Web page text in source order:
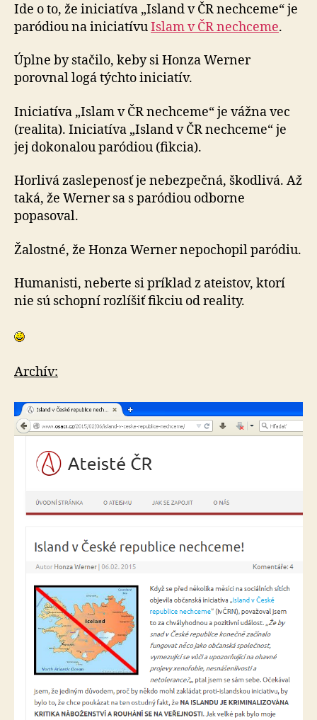
Ide o to, že iniciatíva „Island v ČR nechceme“ je
paródiou na iniciatívuIslam v ČR nechceme.
Úplne by stačilo, keby si Honza Werner
porovnal logá týchto iniciatív.
Iniciatíva „Islam v ČR nechceme“ je vážna vec
(realita). Iniciatíva „Island v ČR nechceme“ je
jej dokonalou paródiou (fikcia).
Horlivá zaslepenosť je nebezpečná, škodlivá. Až
taká, že Werner sa s paródiou odborne
popasoval.
Žalostné, že Honza Werner nepochopil paródiu.
Humanisti, neberte si príklad z ateistov, ktorí
nie sú schopní rozlíšiť fikciu od reality.
Archív: